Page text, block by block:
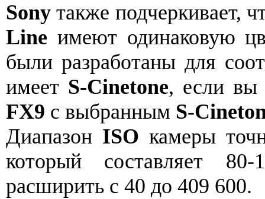
Sony также подчеркивает,
Line имеют одинаковую
были разработаны для
имеет S-Cinetone, если вы
FX9 с выбранным S-
Диапазон ISO камеры
который составляет
расширить с 40 до 409 600.